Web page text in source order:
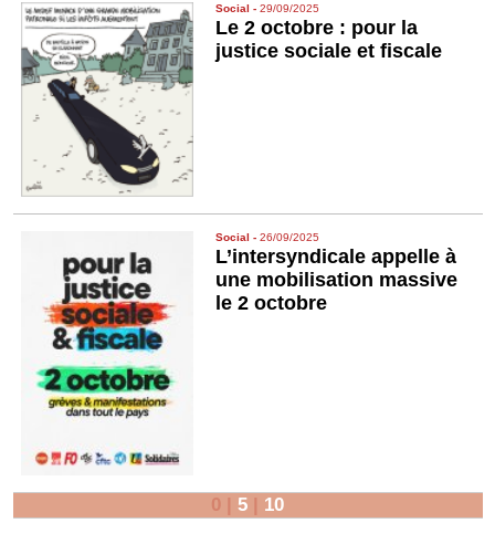
Social -29/09/2025
Le 2 octobre : pour la
justice sociale et fiscale
Social -26/09/2025
L’intersyndicale appelle à
une mobilisation massive
le 2 octobre
0 5 10